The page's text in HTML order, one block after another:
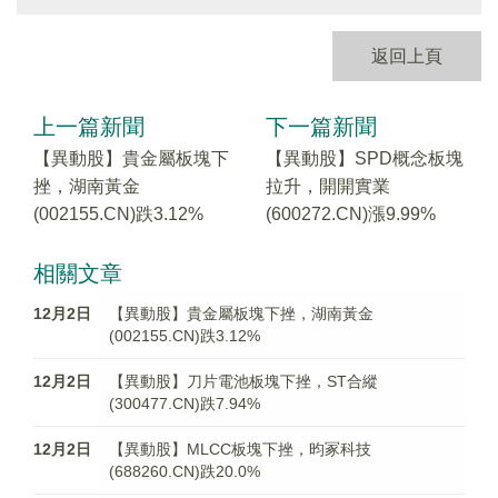
返回上頁
上一篇新聞
【異動股】貴金屬板塊下
挫，湖南黃金
(002155.CN)跌3.12%
下一篇新聞
【異動股】SPD概念板塊
拉升，開開實業
(600272.CN)漲9.99%
相關文章
12月2日
【異動股】貴金屬板塊下挫，湖南黃金
(002155.CN)跌3.12%
12月2日
【異動股】刀片電池板塊下挫，ST合縱
(300477.CN)跌7.94%
12月2日
【異動股】MLCC板塊下挫，昀冢科技
(688260.CN)跌20.0%